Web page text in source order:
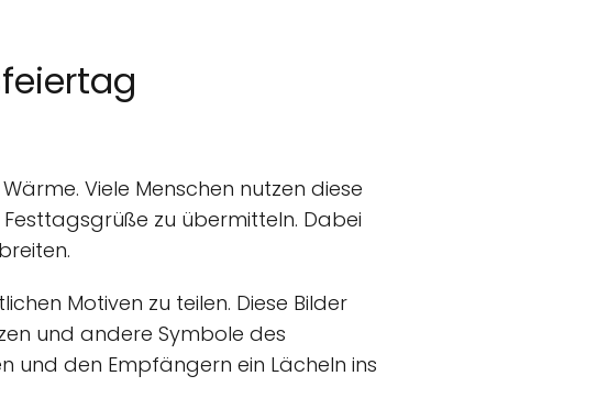
Viele Menschen nutzen diese
zu übermitteln. Dabei
Motiven zu teilen. Diese Bilder
und andere Symbole des
und den Empfängern ein Lächeln ins